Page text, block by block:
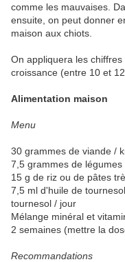
comme les mauvaises.
ensuite, on peut donner
maison aux chiots.
On appliquera les
croissance (entre 10 et
Alimentation maison
Menu
30 grammes de viande /
7,5 grammes de
15 g de riz ou de pâtes
7,5 ml d'huile de
tournesol / jour
Mélange minéral et
2 semaines (mettre la
Recommandations